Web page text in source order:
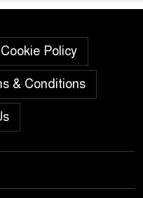
নিরাপদ অভিবাসন ও
শীর্ষক সেমিনার
দিবস” উপলক্ষে
ছাত্রদলের নেতৃবৃন্দের সাথে
Cookie Policy
& Conditions